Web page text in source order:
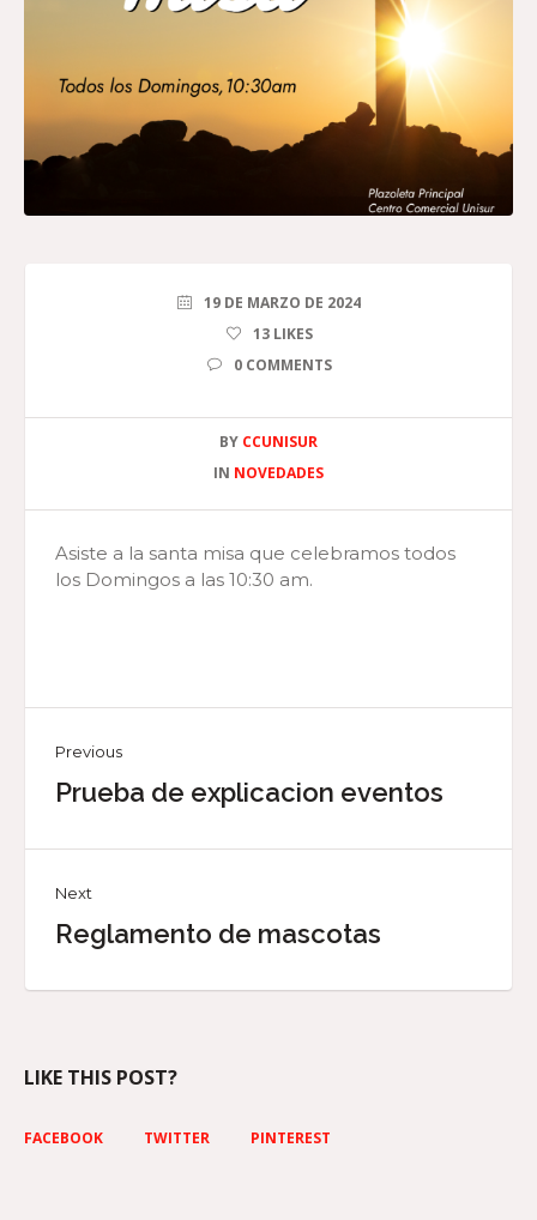
19 DE MARZO DE 2024
13LIKES
0 COMMENTS
BY CCUNISUR
IN NOVEDADES
Asiste a la santa misa que celebramos todos
los Domingos a las 10:30 am.
Previous
Prueba de explicacion eventos
Next
Reglamento de mascotas
LIKE THIS POST?
FACEBOOK TWITTER PINTEREST